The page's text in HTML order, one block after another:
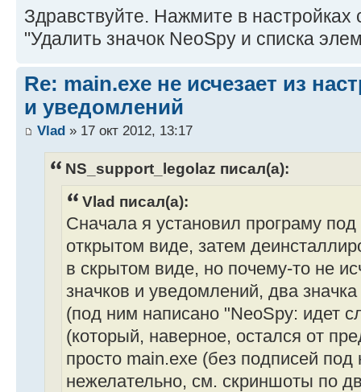
Здравствуйте. Нажмите в настройках
"Удалить значок NeoSpy и списка
Re: main.exe не исчезает из
и уведомлений
Vlad » 17 окт 2012, 13:17
NS_support_legolaz писал(а):
Vlad писал(а):
Сначала я установил програму
открытом виде, затем
в скрытом виде, но почему-то не
значков и уведомлений, два
(под ним написано "NeoSpy: идет
(который, наверное, остался от
просто main.exe (без подписей под
нежелательно, см. скриншоты по